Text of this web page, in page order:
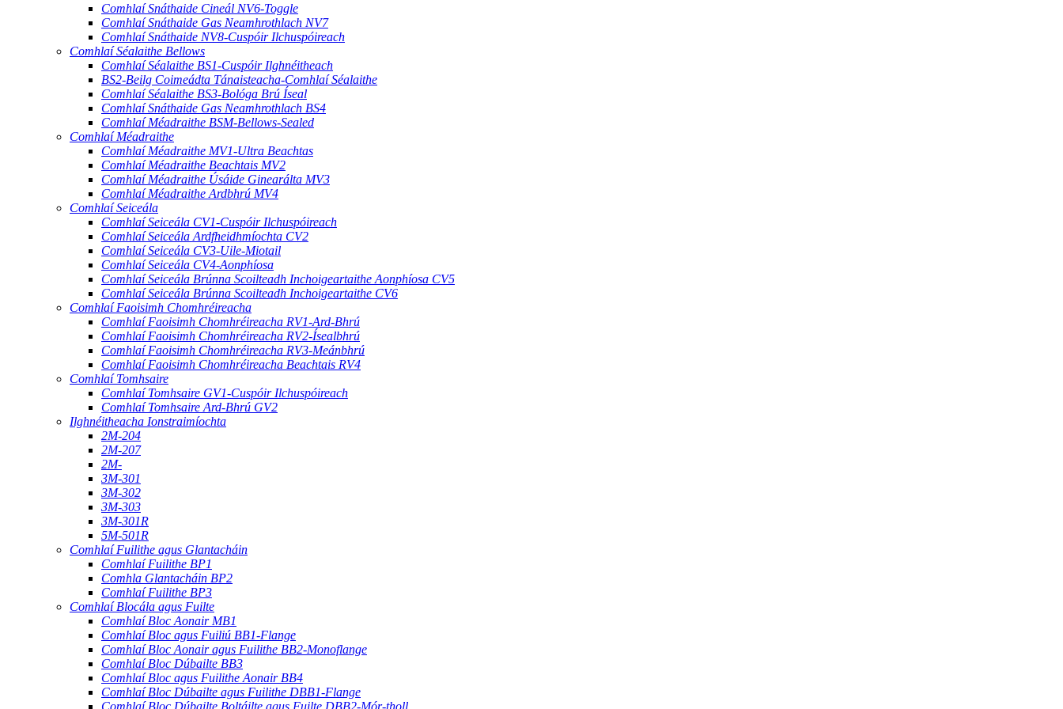
Comhlaí Snáthaide Cineál NV6-Toggle
Comhlaí Snáthaide Gas Neamhrothlach NV7
Comhlaí Snáthaide NV8-Cuspóir Ilchuspóireach
Comhlaí Séalaithe Bellows
Comhlaí Séalaithe BS1-Cuspóir Ilghnéitheach
BS2-Beilg Coimeádta Tánaisteacha-Comhlaí Séalaithe
Comhlaí Séalaithe BS3-Bológa Brú Íseal
Comhlaí Snáthaide Gas Neamhrothlach BS4
Comhlaí Méadraithe BSM-Bellows-Sealed
Comhlaí Méadraithe
Comhlaí Méadraithe MV1-Ultra Beachtas
Comhlaí Méadraithe Beachtais MV2
Comhlaí Méadraithe Úsáide Ginearálta MV3
Comhlaí Méadraithe Ardbhrú MV4
Comhlaí Seiceála
Comhlaí Seiceála CV1-Cuspóir Ilchuspóireach
Comhlaí Seiceála Ardfheidhmíochta CV2
Comhlaí Seiceála CV3-Uile-Miotail
Comhlaí Seiceála CV4-Aonphíosa
Comhlaí Seiceála Brúnna Scoilteadh Inchoigeartaithe Aonphíosa CV5
Comhlaí Seiceála Brúnna Scoilteadh Inchoigeartaithe CV6
Comhlaí Faoisimh Chomhréireacha
Comhlaí Faoisimh Chomhréireacha RV1-Ard-Bhrú
Comhlaí Faoisimh Chomhréireacha RV2-Ísealbhrú
Comhlaí Faoisimh Chomhréireacha RV3-Meánbhrú
Comhlaí Faoisimh Chomhréireacha Beachtais RV4
Comhlaí Tomhsaire
Comhlaí Tomhsaire GV1-Cuspóir Ilchuspóireach
Comhlaí Tomhsaire Ard-Bhrú GV2
Ilghnéitheacha Ionstraimíochta
2M-204
2M-207
2M-
3M-301
3M-302
3M-303
3M-301R
5M-501R
Comhlaí Fuilithe agus Glantacháin
Comhlaí Fuilithe BP1
Comhla Glantacháin BP2
Comhlaí Fuilithe BP3
Comhlaí Blocála agus Fuilte
Comhlaí Bloc Aonair MB1
Comhlaí Bloc agus Fuiliú BB1-Flange
Comhlaí Bloc Aonair agus Fuilithe BB2-Monoflange
Comhlaí Bloc Dúbailte BB3
Comhlaí Bloc agus Fuilithe Aonair BB4
Comhlaí Bloc Dúbailte agus Fuilithe DBB1-Flange
Comhlaí Bloc Dúbailte Boltáilte agus Fuilte DBB2-Mór-tholl